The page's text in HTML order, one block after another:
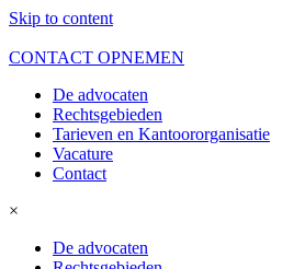
Skip to content
CONTACT OPNEMEN
De advocaten
Rechtsgebieden
Tarieven en Kantoororganisatie
Vacature
Contact
×
De advocaten